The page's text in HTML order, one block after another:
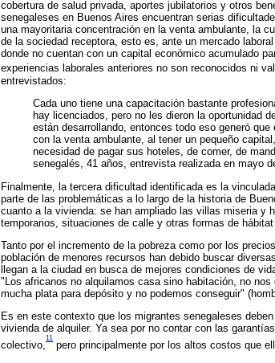
cobertura de salud privada, aportes jubilatorios y otros
senegaleses en Buenos Aires encuentran serias
una mayoritaria concentración en la venta ambulante, la
de la sociedad receptora, esto es, ante un mercado
donde no cuentan con un capital económico acumulado
experiencias laborales anteriores no son reconocidos ni
entrevistados:
Cada uno tiene una capacitación bastante
hay licenciados, pero no les dieron la oportunidad
están desarrollando, entonces todo eso generó
con la venta ambulante, al tener un pequeño
necesidad de pagar sus hoteles, de comer, de
senegalés, 41 años, entrevista realizada en mayo
Finalmente, la tercera dificultad identificada es la
parte de las problemáticas a lo largo de la historia de
cuanto a la vivienda: se han ampliado las villas miseria y
temporarios, situaciones de calle y otras formas de hábitat
Tanto por el incremento de la pobreza como por los
población de menores recursos han debido buscar
llegan a la ciudad en busca de mejores condiciones de
"Los africanos no alquilamos casa sino habitación, no
mucha plata para depósito y no podemos conseguir"
Es en este contexto que los migrantes senegaleses
vivienda de alquiler. Ya sea por no contar con las
colectivo,
11
pero principalmente por los altos costos que